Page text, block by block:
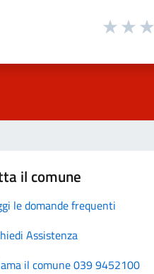
il comune
le domande frequenti
Assistenza
il comune 039 9452100